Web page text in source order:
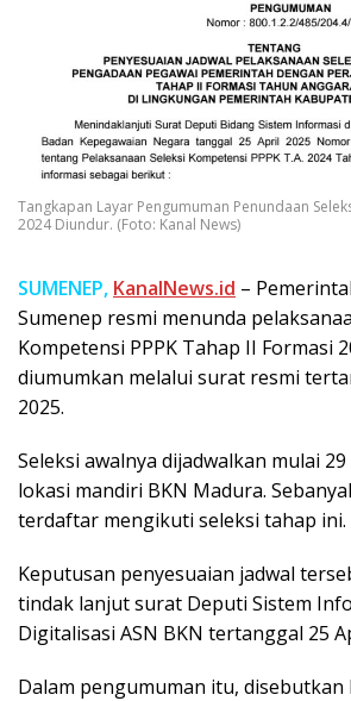
Tangkapan Layar Pengumuman Penundaan
2024 Diundur. (Foto: Kanal News)
SUMENEP, KanalNews.id –
Sumenep resmi menunda
Kompetensi PPPK Tahap II Formasi
diumumkan melalui surat resmi
2025.
Seleksi awalnya dijadwalkan mulai
lokasi mandiri BKN Madura.
terdaftar mengikuti seleksi tahap ini.
Keputusan penyesuaian jadwal
tindak lanjut surat Deputi Sistem
Digitalisasi ASN BKN tertanggal 25
Dalam pengumuman itu,